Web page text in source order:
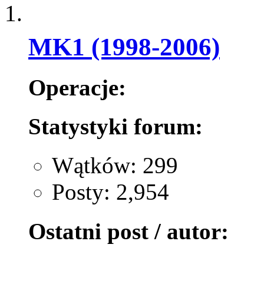
MK1 (1998-2006)
Operacje:
Statystyki forum:
Wątków: 299
Posty: 2,954
Ostatni post / autor: